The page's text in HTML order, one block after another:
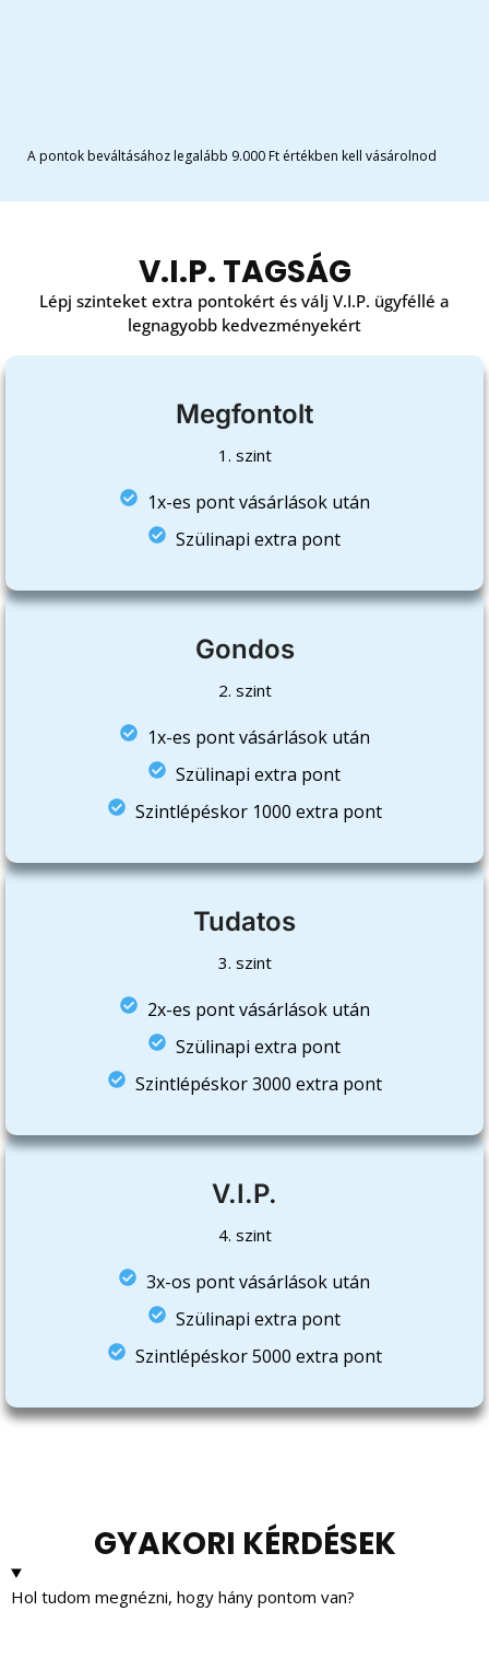
A pontok beváltásához legalább 9.000 Ft értékben kell vásárolnod
V.I.P. TAGSÁG
Lépj szinteket extra pontokért és válj V.I.P. ügyféllé a
legnagyobb kedvezményekért
Megfontolt
1. szint
1x-es pont vásárlások után
Szülinapi extra pont
Gondos
2. szint
1x-es pont vásárlások után
Szülinapi extra pont
Szintlépéskor 1000 extra pont
Tudatos
3. szint
2x-es pont vásárlások után
Szülinapi extra pont
Szintlépéskor 3000 extra pont
V.I.P.
4. szint
3x-os pont vásárlások után
Szülinapi extra pont
Szintlépéskor 5000 extra pont
GYAKORI KÉRDÉSEK
Hol tudom megnézni, hogy hány pontom van?